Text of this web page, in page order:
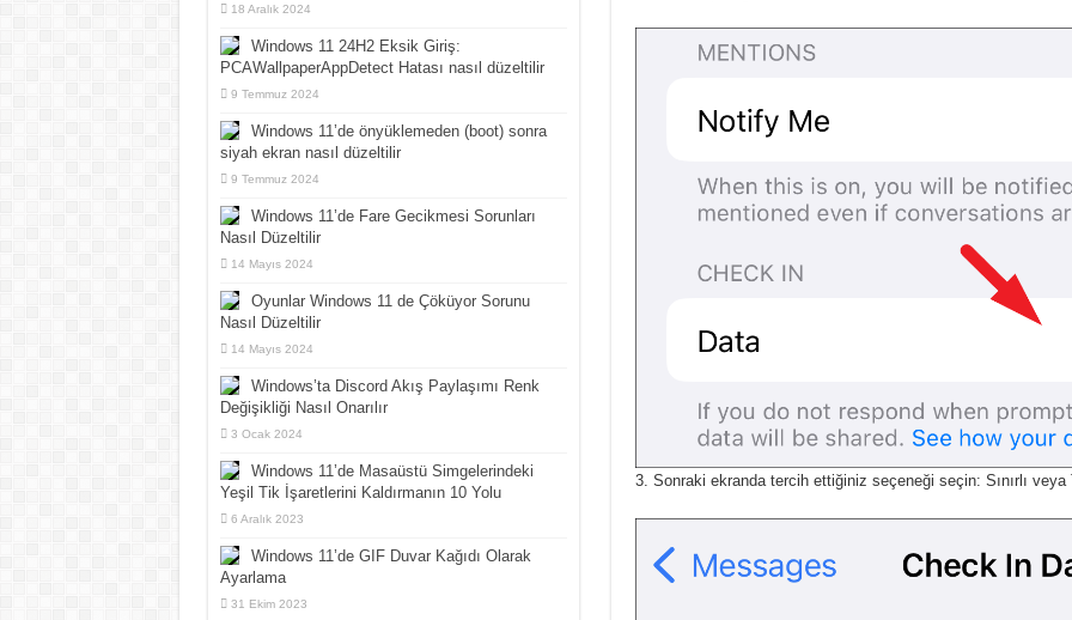
Sonraki ekranda tercih ettiğiniz seçeneği seçin: Sınırlı veya
18 Aralık 2024
Windows 11 24H2 Eksik Giriş:
PCAWallpaperAppDetect Hatası nasıl düzeltilir
9 Temmuz 2024
Windows 11’de önyüklemeden (boot) sonra
siyah ekran nasıl düzeltilir
9 Temmuz 2024
Windows 11’de Fare Gecikmesi Sorunları
Nasıl Düzeltilir
14 Mayıs 2024
Oyunlar Windows 11 de Çöküyor Sorunu
Nasıl Düzeltilir
14 Mayıs 2024
Windows’ta Discord Akış Paylaşımı Renk
Değişikliği Nasıl Onarılır
3 Ocak 2024
Windows 11’de Masaüstü Simgelerindeki
Yeşil Tik İşaretlerini Kaldırmanın 10 Yolu
6 Aralık 2023
Windows 11’de GIF Duvar Kağıdı Olarak
Ayarlama
31 Ekim 2023